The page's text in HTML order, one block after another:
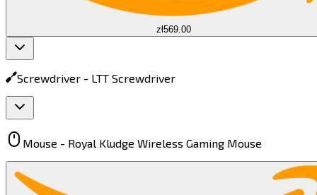
zł569.00
Screwdriver - LTT Screwdriver​​​​‌ ‍ ​‍​‍‌‍ ‌ ​‍‌‍‍‌‌‍‌ ‌‍‍‌‌‍ ‍​‍​‍​ ‍‍​‍​‍‌ ​ ‌‍​‌‌‍ ‍‌‍‍‌‌ ‌​‌ ‍‌​‍ ‍‌‍‍‌‌‍ ​‍​‍​‍ ​​‍​‍‌‍‍​‌ ​‍‌‍‌‌‌‍‌‍​‍​‍​ ‍‍​‍​‍​‍ ‌‍​‌‌‍‌​‌‍ ‌‌‍‍‌‌‍ ‍​‍ ‌‍‍‌‌‍ ‍‌ ‌​‌‍‌‌‌‍ ‍‌ ‌​​‍ ‌‍‌‌‌‍‌​‌‍‍‌‌ ‌​​‍ ‌‍ ‌‌‍ ‌‍‌​‌‍‌‌​ ‌‌ ​​‌ ​‍‌‍‌‌‌ ​ ‌‍‌‌‌‍ ‍‌ ‌​‌‍​‌‌ ‌​‌‍‍‌‌‍ ‌‍ ‍​ ‍ ‌‍‍‌‌‍‌​​ ‌​ ‌ ​ ‌​​ ‌ ‌‍​‌‌‍​‌​ ‌‌​ ‌‍​ ‍‌​‍ ‌‌‍​‍‌‍‌‌​ ‌‍‌‍‌‍​‍ ‌​ ‌​​ ​ ‌‍​‍​ ​‍​‍ ‌​ ‍​​ ‌​‌‍‌​​ ‌ ​‍ ‌​ ‌‌‌‍‌​‌‍‌‍​ ​‌​ ​‌​ ‌‍​ ​‌​ ​‌‌‍‌​​ ​​‌‍‌‍​ ​‍​ ‍ ‌ ‌​‌ ‍‌‌ ​​‌‍‌‌​ ‌‌‍ ‌ ‌​‌‍‍​‌‍‌‌‌ ​‍​ ‍ ‌ ​​‌‍​‌‌ ‌​‌‍‍​​ ‌‌‍ ‍‌‍​‌‌‍ ‌‌‍‌‌​ ‌‍​‍‌‍​‌‌ ​ ‌‍‌‌‌‌‌‌‌ ​‍‌‍ ​​ ‌​‍‌‌​ ​‍‌​‌‍‌‍​‌‌‍‌​‌‍ ‌‌‍‍‌‌‍ ‍​‍‌‍‌‍‍‌‌‍‌​​ ‌​ ‌ ​ ‌​​ ‌ ‌‍​‌‌‍​‌​ ‌‌​ ‌‍​ ‍‌​‍ ‌‌‍​‍‌‍‌‌​ ‌‍‌‍‌‍​‍ ‌​ ‌​​ ​ ‌‍​‍​ ​‍​‍ ‌​ ‍​​ ‌​‌‍‌​​ ‌ ​‍ ‌​ ‌‌‌‍‌​‌‍‌‍​ ​‌​ ​‌​ ‌‍​ ​‌​ ​‌‌‍‌​​ ​​‌‍‌‍​ ​‍​‍‌‍‌ ‌​‌ ‍‌‌ ​​‌‍‌‌​ ‌‌‍ ‌ ‌​‌‍‍​‌‍‌‌‌ ​‍​‍‌‍‌ ​​‌‍​‌‌ ‌​‌‍‍​​ ‌‌‍ ‍‌‍​‌‌‍ ‌‌‍‌‌​‍‌‍‌ ​​‌‍‌‌‌ ​‍‌ ​ ‌ ​​‌‍‌‌‌‍​ ‌ ‌​‌‍‍‌‌ ‌‍‌‍‌‌​ ‌‌ ​​‌ ‌‌‌‍​‍‌‍ ​‌‍‍‌‌ ​ ‌‍‍​‌‍‌‌‌‍‌​​‍​‍‌ ‌
Mouse - Royal Kludge Wireless Gaming Mouse​​​​‌ ‍ ​‍​‍‌‍ ‌ ​‍‌‍‍‌‌‍‌ ‌‍‍‌‌‍ ‍​‍​‍​ ‍‍​‍​‍‌ ​ ‌‍​‌‌‍ ‍‌‍‍‌‌ ‌​‌ ‍‌​‍ ‍‌‍‍‌‌‍ ​‍​‍​‍ ​​‍​‍‌‍‍​‌ ​‍‌‍‌‌‌‍‌‍​‍​‍​ ‍‍​‍​‍​‍ ‌‍​‌‌‍‌​‌‍ ‌‌‍‍‌‌‍ ‍​‍ ‌‍‍‌‌‍ ‍‌ ‌​‌‍‌‌‌‍ ‍‌ ‌​​‍ ‌‍‌‌‌‍‌​‌‍‍‌‌ ‌​​‍ ‌‍ ‌‌‍ ‌‍‌​‌‍‌‌​ ‌‌ ​​‌ ​‍‌‍‌‌‌ ​ ‌‍‌‌‌‍ ‍‌ ‌​‌‍​‌‌ ‌​‌‍‍‌‌‍ ‌‍ ‍​ ‍ ‌‍‍‌‌‍‌​​ ‌‌‍‌‌​ ‍​​ ‌ ‌‍​ ​ ​​​ ​ ​ ‌‍​ ​ ​‍ ‌​ ‌​​ ‍‌​ ​‍​ ‌‍​‍ ‌​ ‌​​ ​ ​ ‌ ​ ‍​​‍ ‌​ ‍​‌‍‌​​ ​ ‌‍‌‌​‍ ‌​ ‌​​ ‍​​ ​‌‌‍‌‍‌‍​‍‌‍‌‌​ ​‌​ ‌ ‌‍‌‌‌‍‌‌‌‍‌‍‌‍​‍​ ‍ ‌ ‌​‌ ‍‌‌ ​​‌‍‌‌​ ‌‌‍ ‌ ‌​‌‍‍​‌‍‌‌‌ ​‍​ ‍ ‌ ​​‌‍​‌‌ ‌​‌‍‍​​ ‌‌‍ ‍‌‍​‌‌‍ ‌‌‍‌‌​ ‌‍​‍‌‍​‌‌ ​ ‌‍‌‌‌‌‌‌‌ ​‍‌‍ ​​ ‌​‍‌‌​ ​‍‌​‌‍‌‍​‌‌‍‌​‌‍ ‌‌‍‍‌‌‍ ‍​‍‌‍‌‍‍‌‌‍‌​​ ‌‌‍‌‌​ ‍​​ ‌ ‌‍​ ​ ​​​ ​ ​ ‌‍​ ​ ​‍ ‌​ ‌​​ ‍‌​ ​‍​ ‌‍​‍ ‌​ ‌​​ ​ ​ ‌ ​ ‍​​‍ ‌​ ‍​‌‍‌​​ ​ ‌‍‌‌​‍ ‌​ ‌​​ ‍​​ ​‌‌‍‌‍‌‍​‍‌‍‌‌​ ​‌​ ‌ ‌‍‌‌‌‍‌‌‌‍‌‍‌‍​‍​‍‌‍‌ ‌​‌ ‍‌‌ ​​‌‍‌‌​ ‌‌‍ ‌ ‌​‌‍‍​‌‍‌‌‌ ​‍​‍‌‍‌ ​​‌‍​‌‌ ‌​‌‍‍​​ ‌‌‍ ‍‌‍​‌‌‍ ‌‌‍‌‌​‍‌‍‌ ​​‌‍‌‌‌ ​‍‌ ​ ‌ ​​‌‍‌‌‌‍​ ‌ ‌​‌‍‍‌‌ ‌‍‌‍‌‌​ ‌‌ ​​‌ ‌‌‌‍​‍‌‍ ​‌‍‍‌‌ ​ ‌‍‍​‌‍‌‌‌‍‌​​‍​‍‌ ‌